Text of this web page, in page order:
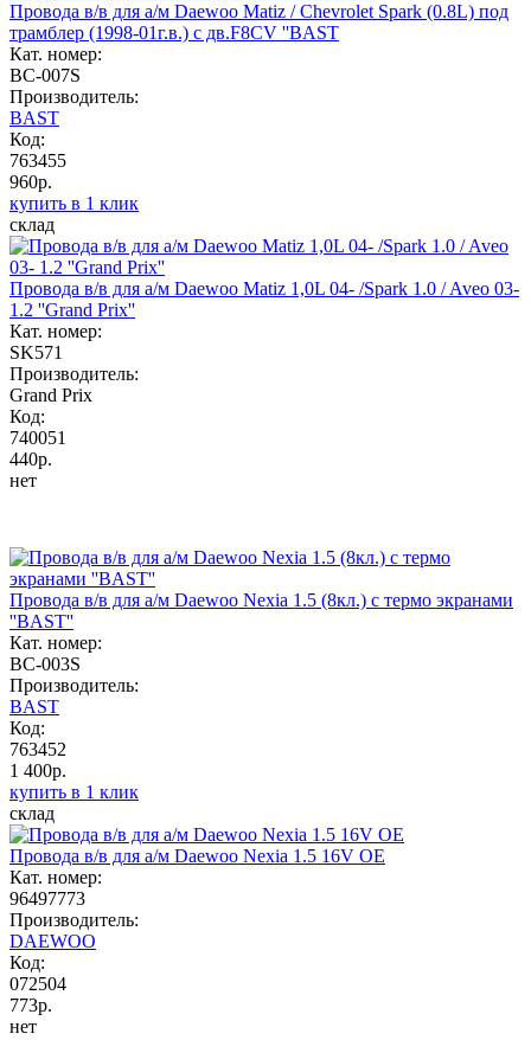
Провода в/в для а/м Daewoo Matiz / Chevrolet Spark (0.8L) под
трамблер (1998-01г.в.) с дв.F8CV ''BAST
Кат. номер:
BC-007S
Производитель:
BAST
Код:
763455
960р.
купить в 1 клик
склад
Провода в/в для а/м Daewoo Matiz 1,0L 04- /Spark 1.0 / Aveo 03-
1.2 ''Grand Prix''
Кат. номер:
SK571
Производитель:
Grand Prix
Код:
740051
440р.
нет
Провода в/в для а/м Daewoo Nexia 1.5 (8кл.) с термо экранами
''BAST''
Кат. номер:
BC-003S
Производитель:
BAST
Код:
763452
1 400р.
купить в 1 клик
склад
Провода в/в для а/м Daewoo Nexia 1.5 16V OE
Кат. номер:
96497773
Производитель:
DAEWOO
Код:
072504
773р.
нет